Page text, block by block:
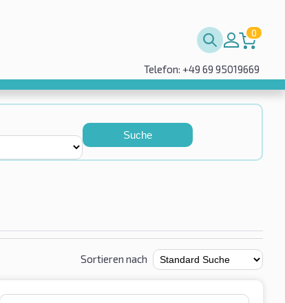
0
Telefon: +49 69 95019669
Suche
Sortieren nach